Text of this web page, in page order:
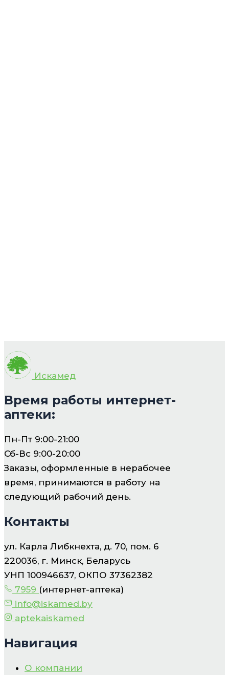
Искамед
Время работы интернет-
аптеки:
Пн-Пт 9:00-21:00
Сб-Вс 9:00-20:00
Заказы, оформленные в нерабочее
время, принимаются в работу на
следующий рабочий день.
Контакты
ул. Карла Либкнехта, д. 70, пом. 6
220036, г. Минск, Беларусь
УНП 100946637, ОКПО 37362382
7959 (интернет-аптека)
info@iskamed.by
aptekaiskamed
Навигация
О компании